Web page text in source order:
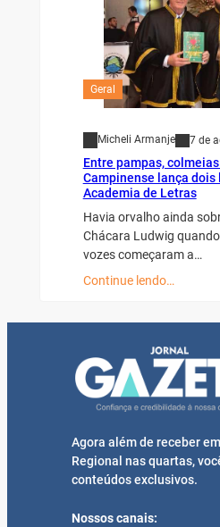
Geral
Micheli Armanje 7 de
Entre pampas,
Campinense lança dois
Academia de Letras
Havia orvalho ainda
Chácara Ludwig
vozes começaram a…
Continue lendo…
Agora além de receber
Regional nas quartas,
conteúdos exclusivos.
Nossos canais: